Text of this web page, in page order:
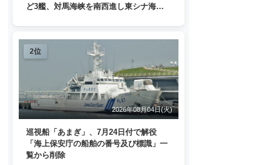
ど3艦、対馬海峡を南西進し東シナ海
2位
2026年08月04日(火)
巡視船「あまぎ」、7月24日付で解役
「海上保安庁の船舶の番号及び標識」一
覧から削除